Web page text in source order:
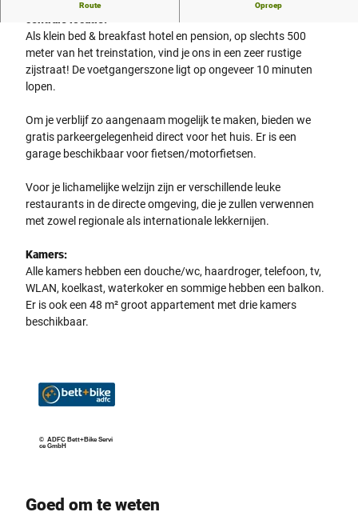
Route Oproep
Als klein bed & breakfast hotel en pension, op slechts 500
meter van het treinstation, vind je ons in een zeer rustige
zijstraat! De voetgangerszone ligt op ongeveer 10 minuten
lopen.
Om je verblijf zo aangenaam mogelijk te maken, bieden we
gratis parkeergelegenheid direct voor het huis. Er is een
garage beschikbaar voor fietsen/motorfietsen.
Voor je lichamelijke welzijn zijn er verschillende leuke
restaurants in de directe omgeving, die je zullen verwennen
met zowel regionale als internationale lekkernijen.
Kamers:
Alle kamers hebben een douche/wc, haardroger, telefoon, tv,
WLAN, koelkast, waterkoker en sommige hebben een balkon.
Er is ook een 48 m² groot appartement met drie kamers
beschikbaar.
© ADFC Bett+Bike Servi
ce GmbH
Goed om te weten